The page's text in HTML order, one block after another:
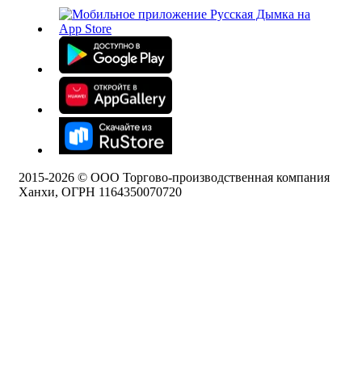
2015-2026 © ООО Торгово-производственная компания
Ханхи, ОГРН 1164350070720